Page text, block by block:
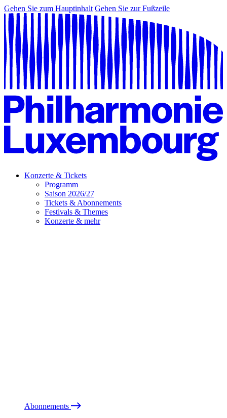
Gehen Sie zum Hauptinhalt Gehen Sie zur Fußzeile
Konzerte & Tickets
Programm
Saison 2026/27
Tickets & Abonnements
Festivals & Themes
Konzerte & mehr
Abonnements